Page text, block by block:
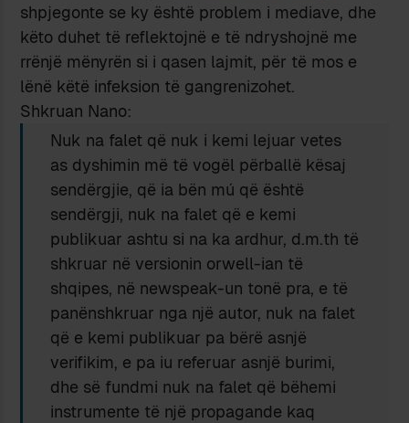
shpjegonte se ky është problem i mediave, dhe
këto duhet të reflektojnë e të ndryshojnë me
rrënjë mënyrën si i qasen lajmit, për të mos e
lënë këtë infeksion të gangrenizohet.
Shkruan Nano:
Nuk na falet që nuk i kemi lejuar vetes
as dyshimin më të vogël përballë kësaj
sendërgjie, që ia bën mú që është
sendërgji, nuk na falet që e kemi
publikuar ashtu si na ka ardhur, d.m.th të
shkruar në versionin orwell-ian të
shqipes, në newspeak-un tonë pra, e të
panënshkruar nga një autor, nuk na falet
që e kemi publikuar pa bërë asnjë
verifikim, e pa iu referuar asnjë burimi,
dhe së fundmi nuk na falet që bëhemi
instrumente të një propagande kaq